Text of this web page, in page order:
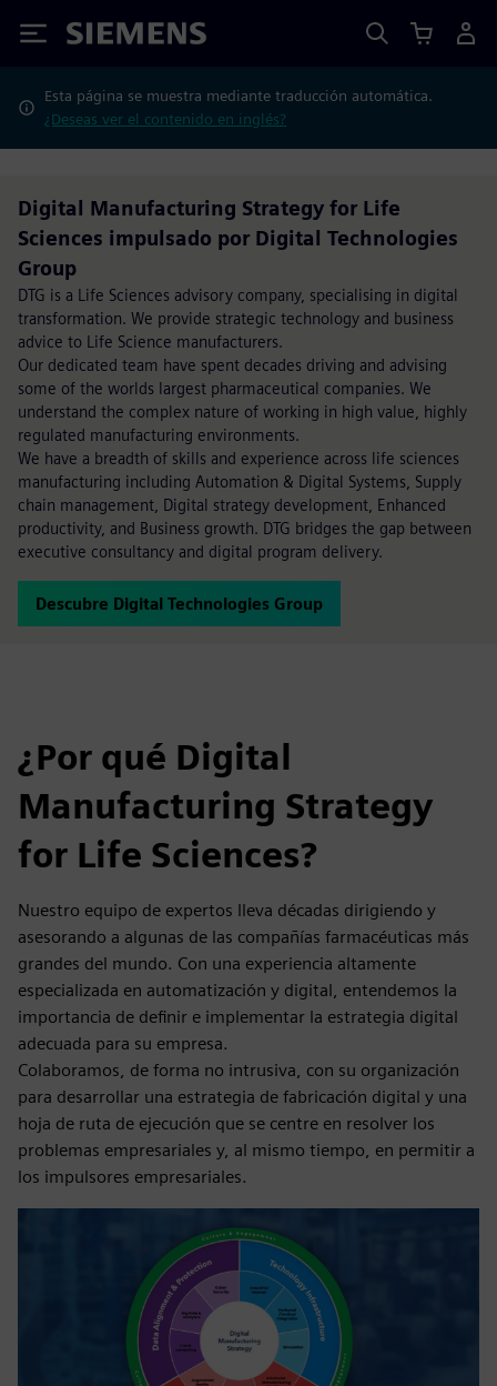
Siemens
Esta página se muestra mediante traducción automática.
¿Deseas ver el contenido en inglés?
Digital Manufacturing Strategy for Life
Sciences impulsado por Digital Technologies
Group
DTG is a Life Sciences advisory company, specialising in digital
transformation. We provide strategic technology and business
advice to Life Science manufacturers.
Our dedicated team have spent decades driving and advising
some of the worlds largest pharmaceutical companies. We
understand the complex nature of working in high value, highly
regulated manufacturing environments.
We have a breadth of skills and experience across life sciences
manufacturing including Automation & Digital Systems, Supply
chain management, Digital strategy development, Enhanced
productivity, and Business growth. DTG bridges the gap between
executive consultancy and digital program delivery.
Descubre Digital Technologies Group
¿Por qué Digital
Manufacturing Strategy
for Life Sciences?
Nuestro equipo de expertos lleva décadas dirigiendo y
asesorando a algunas de las compañías farmacéuticas más
grandes del mundo. Con una experiencia altamente
especializada en automatización y digital, entendemos la
importancia de definir e implementar la estrategia digital
adecuada para su empresa.
Colaboramos, de forma no intrusiva, con su organización
para desarrollar una estrategia de fabricación digital y una
hoja de ruta de ejecución que se centre en resolver los
problemas empresariales y, al mismo tiempo, en permitir a
los impulsores empresariales.